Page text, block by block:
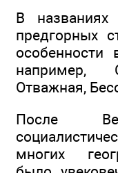
В названиях
предгорных
особенности
например,
Отважная,
После
многих